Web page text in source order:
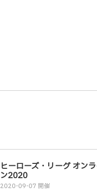
ヒーローズ・リーグ オン
ン2020
2020-09-07 開催